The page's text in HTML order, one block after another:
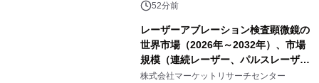
52分前
レーザーアブレーション検査顕微鏡の
世界市場（2026年～2032年）、市場
規模（連続レーザー、パルスレーザ
ー）・分析レポートを発表
株式会社マーケットリサーチセンター